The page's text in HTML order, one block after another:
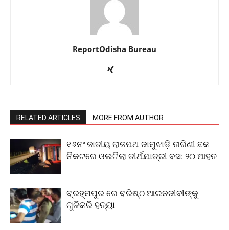
ReportOdisha Bureau
RELATED ARTICLES MORE FROM AUTHOR
୧୬ନଂ ଜାତୀୟ ରାଜପଥ ଜାମୁଝାଡ଼ି ତାରିଣୀ ଛକ
ନିକଟରେ ଓଲଟିଲା ତୀର୍ଥଯାତ୍ରୀ ବସ: ୨୦ ଆହତ
ବ୍ରହ୍ମପୁର ରେ ବରିଷ୍ଠ ଆଇନଜୀବୀଙ୍କୁ
ଗୁଳିକରି ହତ୍ୟା